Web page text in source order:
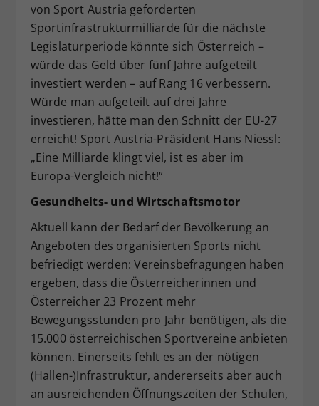
von Sport Austria geforderten
Sportinfrastrukturmilliarde für die nächste
Legislaturperiode könnte sich Österreich –
würde das Geld über fünf Jahre aufgeteilt
investiert werden – auf Rang 16 verbessern.
Würde man aufgeteilt auf drei Jahre
investieren, hätte man den Schnitt der EU-27
erreicht! Sport Austria-Präsident Hans Niessl:
„Eine Milliarde klingt viel, ist es aber im
Europa-Vergleich nicht!“
Gesundheits- und Wirtschaftsmotor
Aktuell kann der Bedarf der Bevölkerung an
Angeboten des organisierten Sports nicht
befriedigt werden: Vereinsbefragungen haben
ergeben, dass die Österreicherinnen und
Österreicher 23 Prozent mehr
Bewegungsstunden pro Jahr benötigen, als die
15.000 österreichischen Sportvereine anbieten
können. Einerseits fehlt es an der nötigen
(Hallen-)Infrastruktur, andererseits aber auch
an ausreichenden Öffnungszeiten der Schulen,